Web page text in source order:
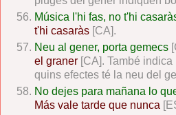
Música l'hi fas, no t'hi
t'hi casaràs [CA].
Neu al gener, porta gemecs
el graner [CA]. També
quins efectes té la neu del
No dejes para mañana lo
Más vale tarde que nunca